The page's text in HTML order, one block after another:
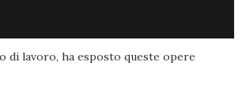
di lavoro, ha esposto queste opere